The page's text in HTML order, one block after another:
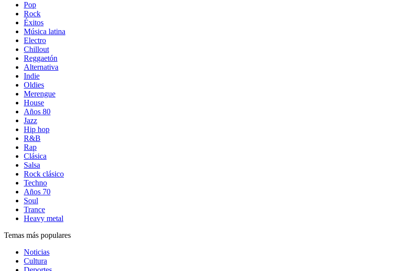
Pop
Rock
Éxitos
Música latina
Electro
Chillout
Reggaetón
Alternativa
Indie
Oldies
Merengue
House
Años 80
Jazz
Hip hop
R&B
Rap
Clásica
Salsa
Rock clásico
Techno
Años 70
Soul
Trance
Heavy metal
Temas más populares
Noticias
Cultura